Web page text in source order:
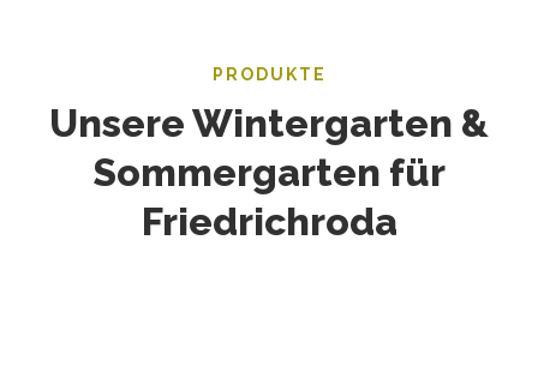
PRODUKTE
Unsere Wintergarten &
Sommergarten für
Friedrichroda